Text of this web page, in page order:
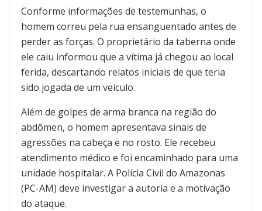
Conforme informações de testemunhas, o
homem correu pela rua ensanguentado antes de
perder as forças. O proprietário da taberna onde
ele caiu informou que a vítima já chegou ao local
ferida, descartando relatos iniciais de que teria
sido jogada de um veículo.
Além de golpes de arma branca na região do
abdômen, o homem apresentava sinais de
agressões na cabeça e no rosto. Ele recebeu
atendimento médico e foi encaminhado para uma
unidade hospitalar. A Polícia Civil do Amazonas
(PC-AM) deve investigar a autoria e a motivação
do ataque.